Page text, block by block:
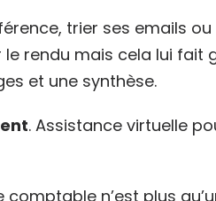
trier ses emails
rendu mais cela lui fait
et une synthèse.
. Assistance virtuelle
n’est plus